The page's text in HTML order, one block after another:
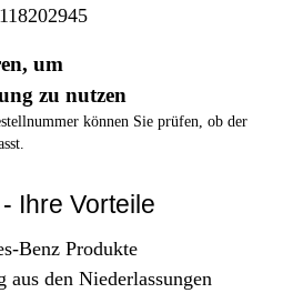
um
zu nutzen
können Sie prüfen, ob der
Ihre Vorteile
Benz Produkte
den Niederlassungen